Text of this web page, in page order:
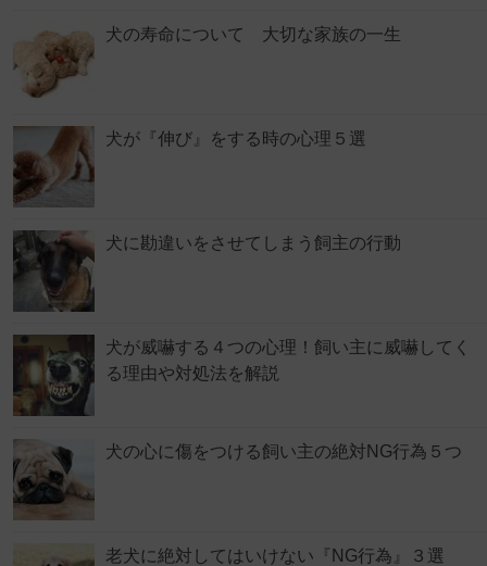
犬の寿命について 大切な家族の一生
犬が『伸び』をする時の心理５選
犬に勘違いをさせてしまう飼主の行動
犬が威嚇する４つの心理！飼い主に威嚇してく
る理由や対処法を解説
犬の心に傷をつける飼い主の絶対NG行為５つ
老犬に絶対してはいけない『NG行為』３選